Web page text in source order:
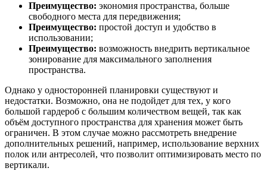
Преимущество: экономия пространства, больше
свободного места для передвижения;
Преимущество: простой доступ и удобство в
использовании;
Преимущество: возможность внедрить вертикальное
зонирование для максимального заполнения
пространства.
Однако у односторонней планировки существуют и
недостатки. Возможно, она не подойдет для тех, у кого
большой гардероб с большим количеством вещей, так как
объём доступного пространства для хранения может быть
ограничен. В этом случае можно рассмотреть внедрение
дополнительных решений, например, использование верхних
полок или антресолей, что позволит оптимизировать место по
вертикали.